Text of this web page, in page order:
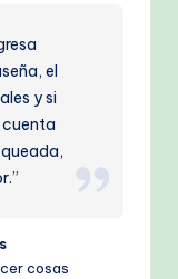
el
y si
cosas